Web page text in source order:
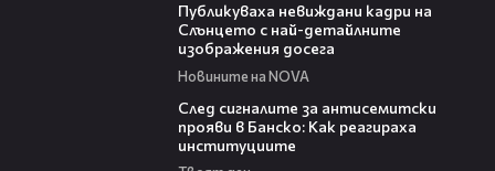
Публикуваха невиждани кадри на
Слънцето с най-детайлните
изображения досега
Новините на NOVA
След сигналите за антисемитски
прояви в Банско: Как реагираха
институциите